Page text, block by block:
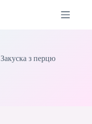
Закуска з перцю